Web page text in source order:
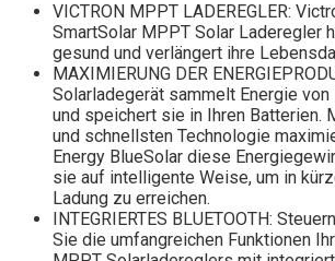
VICTRON MPPT LADEREGLER:
SmartSolar MPPT Solar Laderegler
gesund und verlängert ihre
MAXIMIERUNG DER
Solarladegerät sammelt Energie
und speichert sie in Ihren Batterien.
und schnellsten Technologie
Energy BlueSolar diese
sie auf intelligente Weise, um in
Ladung zu erreichen.
INTEGRIERTES BLUETOOTH:
Sie die umfangreichen Funktionen